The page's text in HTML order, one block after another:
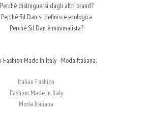
Perché distinguersi dagli altri brand?
Perchè Sil Dan si definisce ecologica
Perché Sil Dan è minimalista?
Italian Fashion
Fashion Made In Italy
Moda Italiana